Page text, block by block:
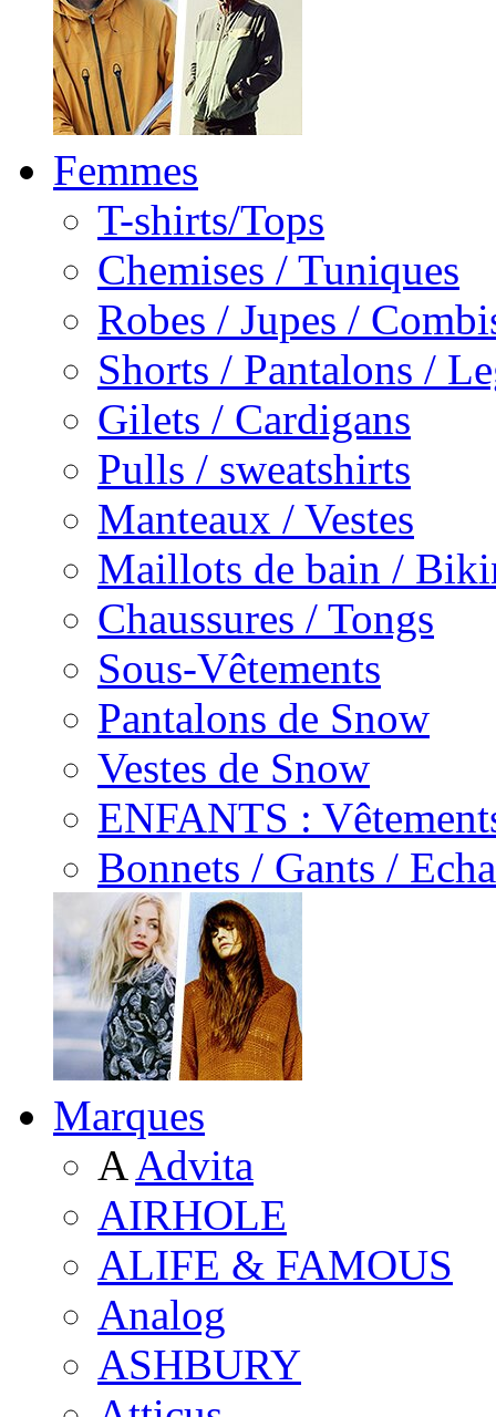
Femmes
T-shirts/Tops
Chemises / Tuniques
Robes / Jupes /
Shorts / Pantalons /
Gilets / Cardigans
Pulls / sweatshirts
Manteaux / Vestes
Maillots de bain /
Chaussures / Tongs
Sous-Vêtements
Pantalons de Snow
Vestes de Snow
ENFANTS :
Bonnets / Gants /
Marques
A Advita
AIRHOLE
ALIFE & FAMOUS
Analog
ASHBURY